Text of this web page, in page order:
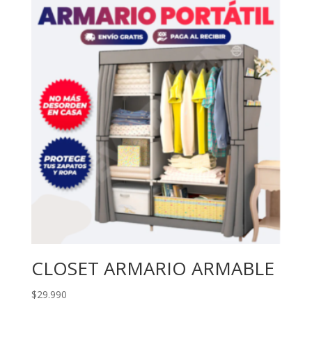
CLOSET ARMARIO ARMABLE
$29.990